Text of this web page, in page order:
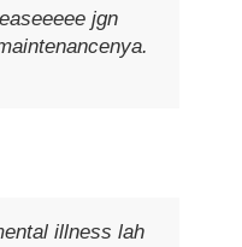
jgn
illness lah